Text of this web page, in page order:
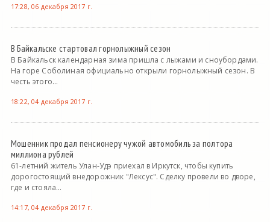
17:28, 06 декабря 2017 г.
В Байкальске стартовал горнолыжный сезон
В Байкальск календарная зима пришла с лыжами и сноубордами.
На горе Соболиная официально открыли горнолыжный сезон. В
честь этого...
18:22, 04 декабря 2017 г.
Мошенник продал пенсионеру чужой автомобиль за полтора
миллиона рублей
61-летний житель Улан-Удэ приехал в Иркутск, чтобы купить
дорогостоящий внедорожник "Лексус". Сделку провели во дворе,
где и стояла...
14:17, 04 декабря 2017 г.